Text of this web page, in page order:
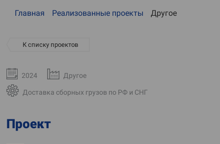
Главная Реализованные проекты Другое
К списку проектов
2024 Другое
Доставка сборных грузов по РФ и СНГ
Проект